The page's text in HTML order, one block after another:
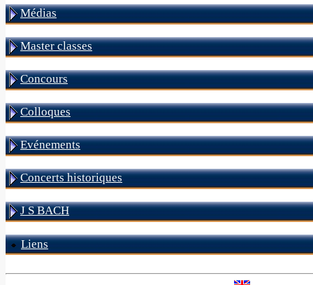
Médias
Master classes
Concours
Colloques
Evénements
Concerts historiques
J S BACH
Liens